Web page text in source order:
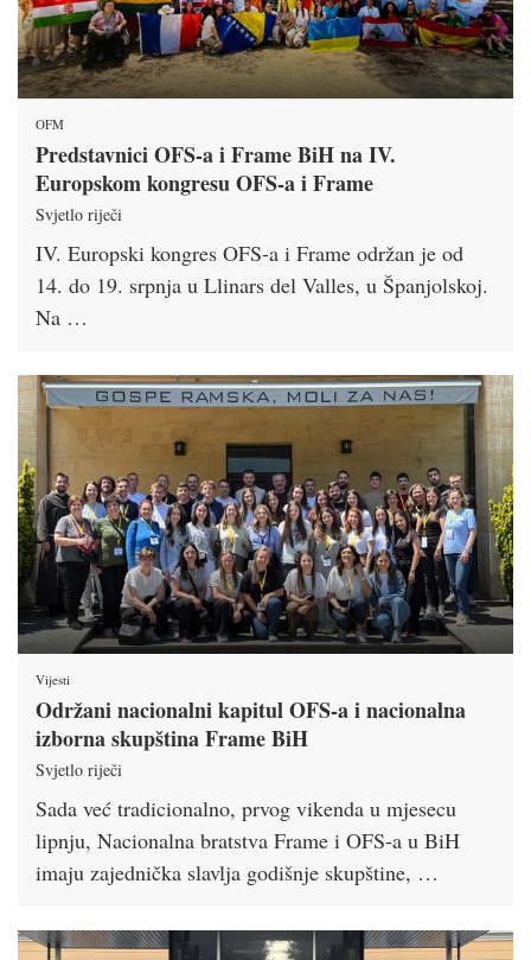
OFM
Predstavnici OFS-a i Frame BiH na IV.
Europskom kongresu OFS-a i Frame
Svjetlo riječi
IV. Europski kongres OFS-a i Frame održan je od
14. do 19. srpnja u Llinars del Valles, u Španjolskoj.
Na …
Vijesti
Održani nacionalni kapitul OFS-a i nacionalna
izborna skupština Frame BiH
Svjetlo riječi
Sada već tradicionalno, prvog vikenda u mjesecu
lipnju, Nacionalna bratstva Frame i OFS-a u BiH
imaju zajednička slavlja godišnje skupštine, …